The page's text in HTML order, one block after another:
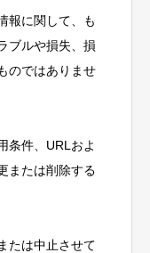
報に関して、も
ブルや損失、損
のではありませ
条件、URLおよ
または削除する
たは中止させて